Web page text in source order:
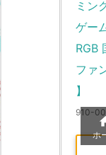
ミン
ゲー
RGB
ファ
】
910-
ホ